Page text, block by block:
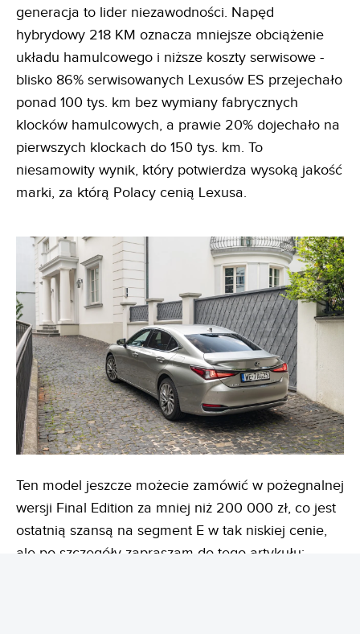
generacja to lider niezawodności. Napęd
hybrydowy 218 KM oznacza mniejsze obciążenie
układu hamulcowego i niższe koszty serwisowe -
blisko 86% serwisowanych Lexusów ES przejechało
ponad 100 tys. km bez wymiany fabrycznych
klocków hamulcowych, a prawie 20% dojechało na
pierwszych klockach do 150 tys. km. To
niesamowity wynik, który potwierdza wysoką jakość
marki, za którą Polacy cenią Lexusa.
Ten model jeszcze możecie zamówić w pożegnalnej
wersji Final Edition za mniej niż 200 000 zł, co jest
ostatnią szansą na segment E w tak niskiej cenie,
ale po szczegóły zapraszam do tego artykułu: